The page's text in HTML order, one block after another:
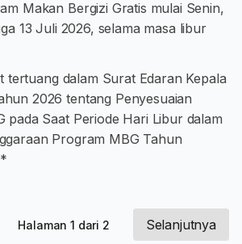
Makan Bergizi Gratis mulai Senin,
13 Juli 2026, selama masa libur
tertuang dalam Surat Edaran Kepala
2026 tentang Penyesuaian
pada Saat Periode Hari Libur dalam
Program MBG Tahun
Halaman 1 dari 2 Selanjutnya